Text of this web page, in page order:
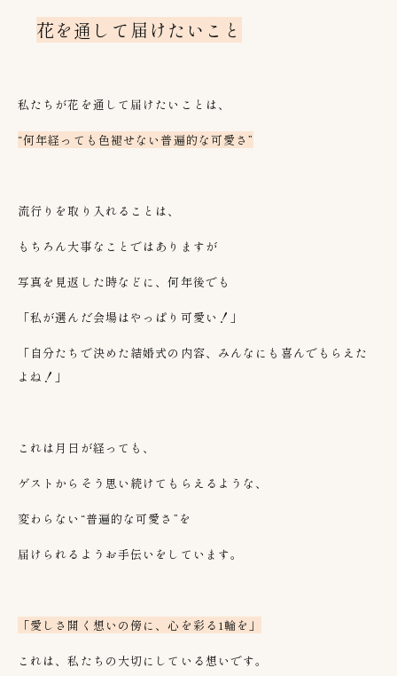
花を通して届けたいこと
私たちが花を通して届けたいことは、
“何年経っても色褪せない普遍的な可愛さ”
流行りを取り入れることは、
もちろん大事なことではありますが
写真を見返した時などに、何年後でも
「私が選んだ会場はやっぱり可愛い！」
「自分たちで決めた結婚式の内容、みんなにも喜んでもらえた
よね！」
これは月日が経っても、
ゲストからそう思い続けてもらえるような、
変わらない“普遍的な可愛さ”を
届けられるようお手伝いをしています。
「愛しさ開く想いの傍に、心を彩る1輪を」
これは、私たちの大切にしている想いです。